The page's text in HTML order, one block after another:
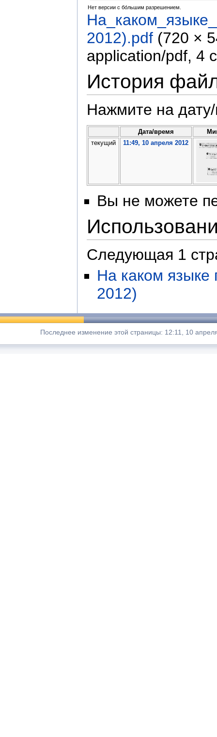
Нет версии с бо́льшим разрешением.
2012).pdf (720 ×
application/pdf, 4
История
Нажмите на
Дата/время
текущий
11:49, 10 апреля 2012
Вы не можете
Следующая 1
На каком языке
2012)
Последнее изменение этой страницы: 12:11, 10